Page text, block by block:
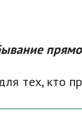
тех, кто